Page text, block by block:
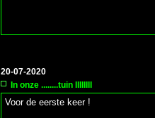
20-07-2020
In onze ........tuin IIIIIIII
Voor de eerste keer !